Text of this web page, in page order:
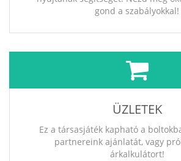
gond a szabályokkal!
ÜZLETEK
Ez a társasjáték kapható a
partnereink ajánlatát, vagy
árkalkulátort!